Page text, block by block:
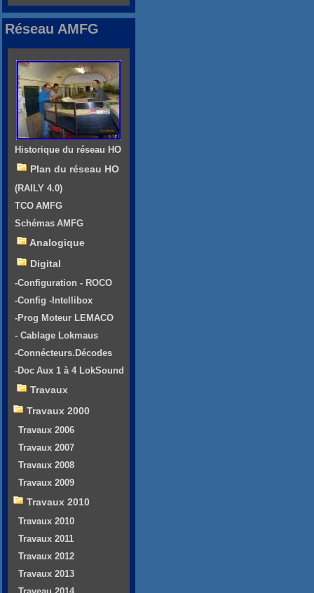
Réseau AMFG
Historique du réseau HO
Plan du réseau HO
(RAILY 4.0)
TCO AMFG
Schémas AMFG
Analogique
Digital
-Configuration - ROCO
-Config -Intellibox
-Prog Moteur LEMACO
- Cablage Lokmaus
-Connécteurs.Décodes
-Doc Aux 1 à 4 LokSound
Travaux
Travaux 2000
Travaux 2006
Travaux 2007
Travaux 2008
Travaux 2009
Travaux 2010
Travaux 2010
Travaux 2011
Travaux 2012
Travaux 2013